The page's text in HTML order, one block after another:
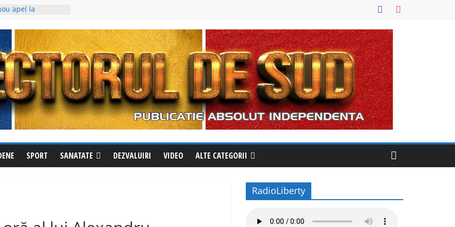
apel la
evadat
Steaua
trei al Cupei
a fost
deși avea un
împotriva
la Izvoru
pentru a
din oraș
SPORT SANATATE DEZVALUIRI VIDEO ALTE CATEGORII
RadioLiberty